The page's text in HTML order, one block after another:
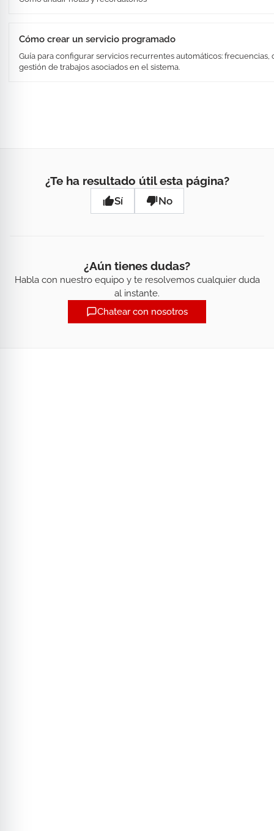
Cómo crear un servicio programado
Guía para configurar servicios recurrentes automáticos: frecuencias,
gestión de trabajos asociados en el sistema.
¿Te ha resultado útil esta página?
Sí No
¿Aún tienes dudas?
Habla con nuestro equipo y te resolvemos cualquier duda
al instante.
Chatear con nosotros